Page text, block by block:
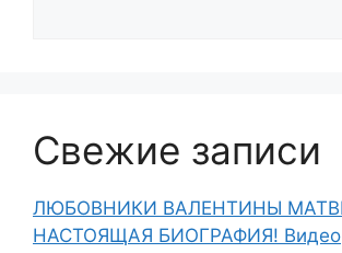
Свежие записи
ЛЮБОВНИКИ ВАЛЕНТИНЫ
НАСТОЯЩАЯ БИОГРАФИЯ! Видео